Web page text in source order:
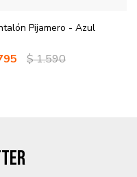
Pijamero - Azul
$1.590